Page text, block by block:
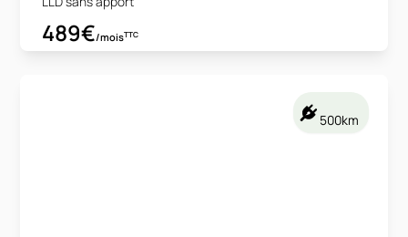
489€/moisTTC
500km